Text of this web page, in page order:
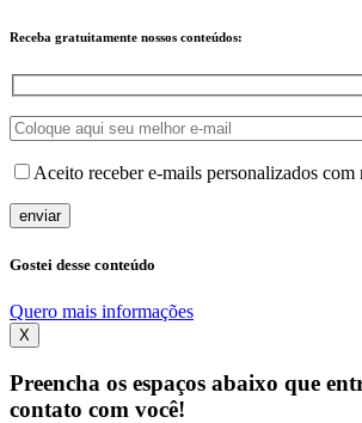
Receba gratuitamente nossos conteúdos:
Aceito receber e-mails personalizados
Gostei desse conteúdo
Quero mais informações
X
Preencha os espaços abaixo que
contato com você!